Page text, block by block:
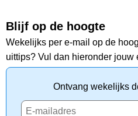
Blijf op de hoogte
Wekelijks per e-mail op de
uittips? Vul dan hieronder jouw
Ontvang wekelijks